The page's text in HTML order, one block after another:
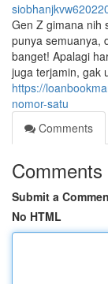
Gen Z gimana nih
punya semuanya,
banget! Apalagi
juga terjamin, gak
https://
nomor-satu
Comments
Comments
Submit a
No HTML